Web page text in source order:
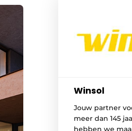
Winsol
Jouw partner
meer dan 145
hebben we